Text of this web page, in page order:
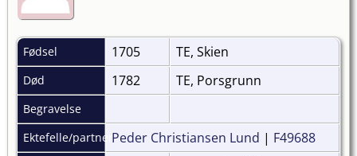
Fødsel 1705 TE, Skien
Død 1782 TE, Porsgrunn
Begravelse
Ektefelle/partnerPeder Christiansen Lund | F49688